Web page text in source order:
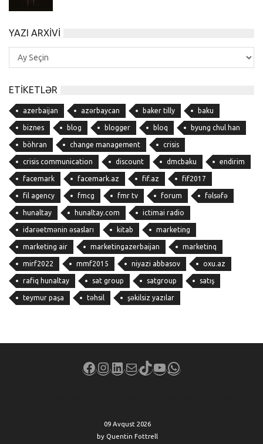
YAZI ARXIVI
Yazı
Arxivi
ETIKETLƏR
azerbaijan azərbaycan baker tilly baku
biznes blog blogger bloq byung chul han
böhran change management crisis
crisis communication discount dmcbaku endirim
facemark facemark.az fif.az fif2017
fil agency fmcg fmr tv forum fəlsəfə
hunaltay hunaltay.com ictimai radio
idarəetmənin əsasları kitab marketing
marketing air marketingazerbaijan marketinq
mirf2022 mmf2015 niyazi abbasov oxu.az
rafiq hunaltay sat group satgroup satış
teymur paşa təhsil şəkilsiz yazılar
Facebook
Instagram
LinkedIn
MailTikTok
YouTube
WhatsApp
09 Avqust 2026
by Quentin Fottrell